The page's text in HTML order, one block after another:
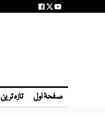
صفحۂ اول تازہ ترین